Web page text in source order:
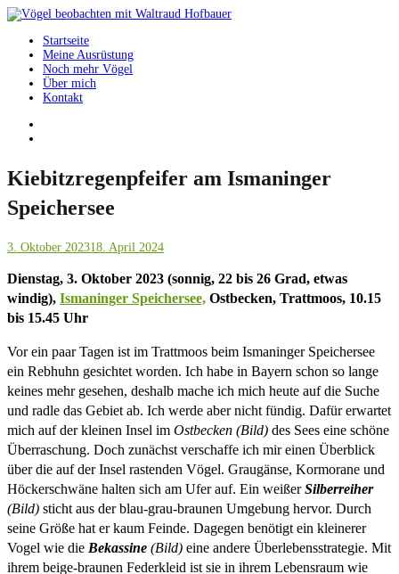
Springe
Inhalt
Vögel beobachten mit Waltraud Hofbauer
Startseite
Meine Ausrüstung
Noch mehr Vögel
Über mich
Kontakt
Kiebitzregenpfeifer am Ismaninger
Speichersee
3. Oktober 202318. April 2024
Dienstag, 3. Oktober 2023 (sonnig, 22 bis 26 Grad, etwas
windig), Ismaninger Speichersee, Ostbecken, Trattmoos, 10.15
bis 15.45 Uhr
Vor ein paar Tagen ist im Trattmoos beim Ismaninger Speichersee
ein Rebhuhn gesichtet worden. Ich habe in Bayern schon so lange
keines mehr gesehen, deshalb mache ich mich heute auf die Suche
und radle das Gebiet ab. Ich werde aber nicht fündig. Dafür erwartet
mich auf der kleinen Insel im Ostbecken (Bild) des Sees eine schöne
Überraschung. Doch zunächst verschaffe ich mir einen Überblick
über die auf der Insel rastenden Vögel. Graugänse, Kormorane und
Höckerschwäne halten sich am Ufer auf. Ein weißerSilberreiher
(Bild) sticht aus der blau-grau-braunen Umgebung hervor. Durch
seine Größe hat er kaum Feinde. Dagegen benötigt ein kleinerer
Vogel wie die Bekassine (Bild) eine andere Überlebensstrategie. Mit
ihrem beige-braunen Federkleid ist sie in ihrem Lebensraum wie